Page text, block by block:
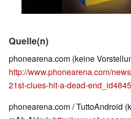
Quelle(n)
phonearena.com (keine
http://www.phonearena.com/
21st-clues-hit-a-dead-
phonearena.com / TuttoAndroid